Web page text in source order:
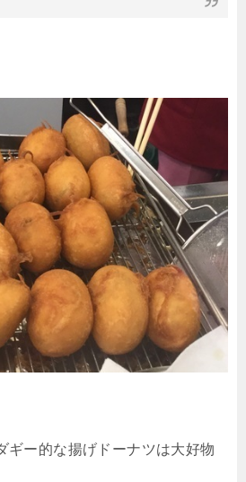
ギー的な揚げドーナツは大好物